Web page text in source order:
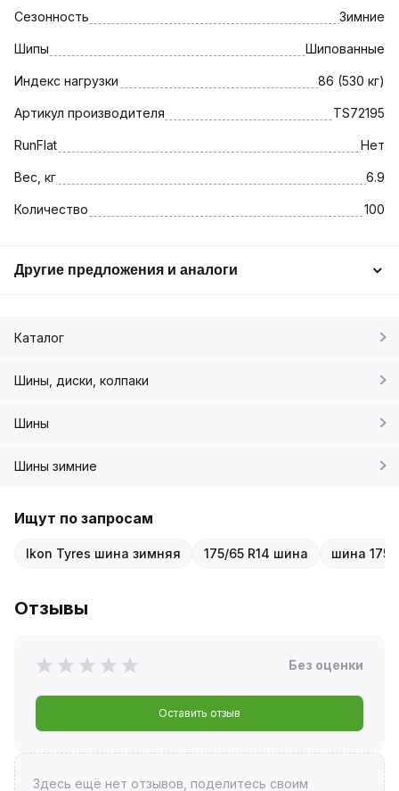
Сезонность Зимние
Шипы Шипованные
Индекс нагрузки 86 (530 кг)
Артикул производителя TS72195
RunFlat Нет
Вес, кг 6.9
Количество 100
Другие предложения и аналоги
Каталог
Шины, диски, колпаки
Шины
Шины зимние
Ищут по запросам
Ikon Tyres шина зимняя 175/65 R14 шина шина 175
Отзывы
Без оценки
Оставить отзыв
Здесь ещё нет отзывов, поделитесь своим